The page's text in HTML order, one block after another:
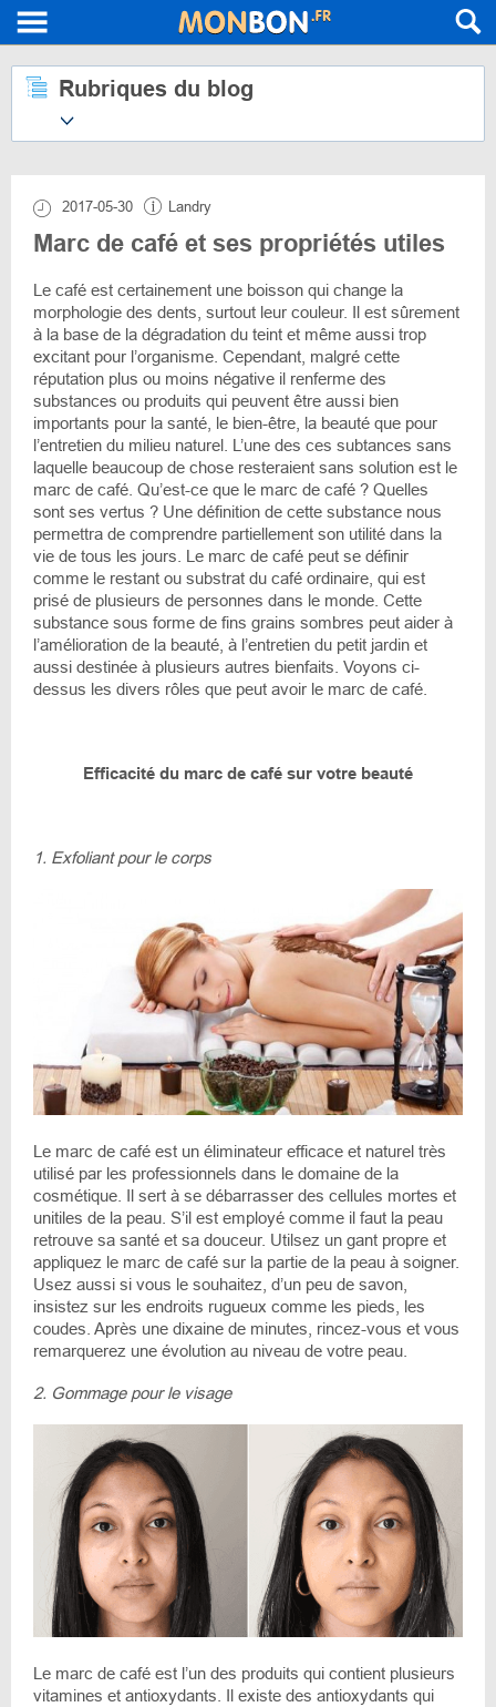
Rubriques du blog
2017-05-30 Landry
Marc de café et ses propriétés utiles
Le café est certainement une boisson qui change la
morphologie des dents, surtout leur couleur. Il est sûrement
à la base de la dégradation du teint et même aussi trop
excitant pour l’organisme. Cependant, malgré cette
réputation plus ou moins négative il renferme des
substances ou produits qui peuvent être aussi bien
importants pour la santé, le bien-être, la beauté que pour
l’entretien du milieu naturel. L’une des ces subtances sans
laquelle beaucoup de chose resteraient sans solution est le
marc de café. Qu’est-ce que le marc de café ? Quelles
sont ses vertus ? Une définition de cette substance nous
permettra de comprendre partiellement son utilité dans la
vie de tous les jours. Le marc de café peut se définir
comme le restant ou substrat du café ordinaire, qui est
prisé de plusieurs de personnes dans le monde. Cette
substance sous forme de fins grains sombres peut aider à
l’amélioration de la beauté, à l’entretien du petit jardin et
aussi destinée à plusieurs autres bienfaits. Voyons ci-
dessus les divers rôles que peut avoir le marc de café.
Efficacité du marc de café sur votre beauté
1. Exfoliant pour le corps
Le marc de café est un éliminateur efficace et naturel très
utilisé par les professionnels dans le domaine de la
cosmétique. Il sert à se débarrasser des cellules mortes et
unitiles de la peau. S’il est employé comme il faut la peau
retrouve sa santé et sa douceur. Utilsez un gant propre et
appliquez le marc de café sur la partie de la peau à soigner.
Usez aussi si vous le souhaitez, d’un peu de savon,
insistez sur les endroits rugueux comme les pieds, les
coudes. Après une dixaine de minutes, rincez-vous et vous
remarquerez une évolution au niveau de votre peau.
2. Gommage pour le visage
Le marc de café est l’un des produits qui contient plusieurs
vitamines et antioxydants. Il existe des antioxydants qui